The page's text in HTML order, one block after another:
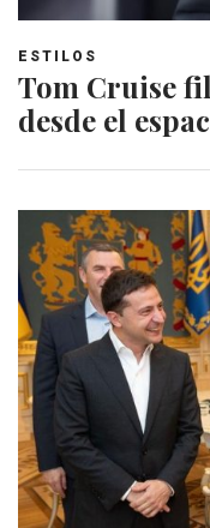
ESTILOS
Tom Cruise
desde el